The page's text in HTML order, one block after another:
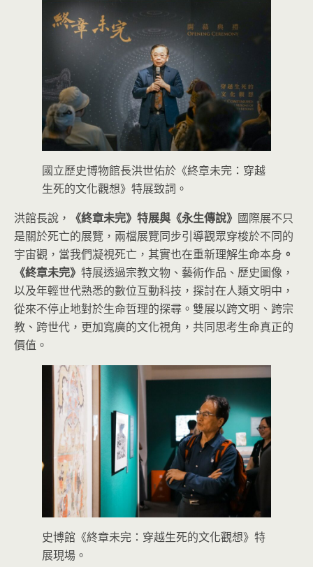
國立歷史博物館長洪世佑於《終章未完：穿越
生死的文化觀想》特展致詞。
洪館長說，
《終章未完》特展與《永生傳說》 國際展不只
是關於死亡的展覽，兩檔展覽同步引導觀眾穿梭於不同的
宇宙觀，當我們凝視死亡，其實也在重新理解生命本身 。
《終章未完》 特展透過宗教文物、藝術作品、歷史圖像，
以及年輕世代熟悉的數位互動科技，探討在人類文明中，
從來不停止地對於生命哲理的探尋。雙展以跨文明、跨宗
教、跨世代，更加寬廣的文化視角，共同思考生命真正的
價值。
史博館《終章未完：穿越生死的文化觀想》特
展現場。